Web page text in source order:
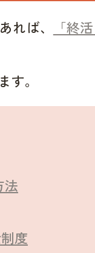
れば、
「終
。
法
度